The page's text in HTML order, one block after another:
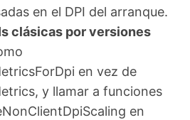
en el DPI del arranque.
clásicas por versiones
en vez de
y llamar a funciones
en